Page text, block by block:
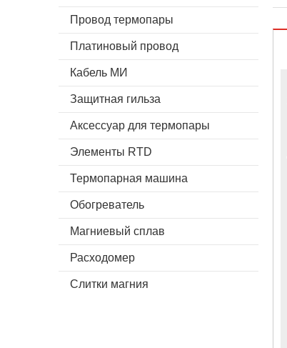
Провод термопары
Платиновый провод
Кабель МИ
Защитная гильза
Аксессуар для термопары
Элементы RTD
Термопарная машина
Обогреватель
Магниевый сплав
Расходомер
Слитки магния